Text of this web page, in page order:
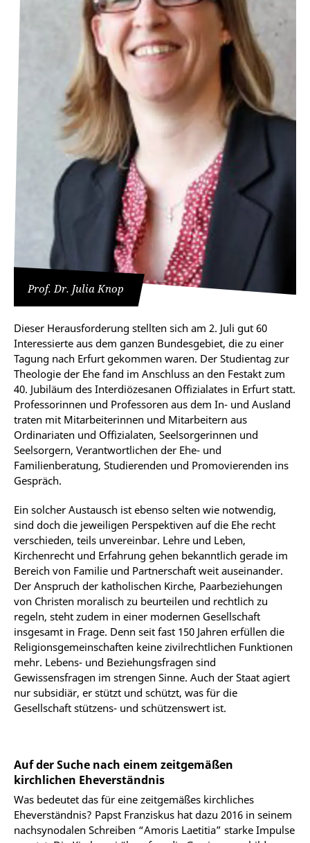
Prof. Dr. Julia Knop
Dieser Herausforderung stellten sich am 2. Juli gut 60
Interessierte aus dem ganzen Bundesgebiet, die zu einer
Tagung nach Erfurt gekommen waren. Der Studientag zur
Theologie der Ehe fand im Anschluss an den Festakt zum
40. Jubiläum des Interdiözesanen Offizialates in Erfurt statt.
Professorinnen und Professoren aus dem In- und Ausland
traten mit Mitarbeiterinnen und Mitarbeitern aus
Ordinariaten und Offizialaten, Seelsorgerinnen und
Seelsorgern, Verantwortlichen der Ehe- und
Familienberatung, Studierenden und Promovierenden ins
Gespräch.
Ein solcher Austausch ist ebenso selten wie notwendig,
sind doch die jeweiligen Perspektiven auf die Ehe recht
verschieden, teils unvereinbar. Lehre und Leben,
Kirchenrecht und Erfahrung gehen bekanntlich gerade im
Bereich von Familie und Partnerschaft weit auseinander.
Der Anspruch der katholischen Kirche, Paarbeziehungen
von Christen moralisch zu beurteilen und rechtlich zu
regeln, steht zudem in einer modernen Gesellschaft
insgesamt in Frage. Denn seit fast 150 Jahren erfüllen die
Religionsgemeinschaften keine zivilrechtlichen Funktionen
mehr. Lebens- und Beziehungsfragen sind
Gewissensfragen im strengen Sinne. Auch der Staat agiert
nur subsidiär, er stützt und schützt, was für die
Gesellschaft stützens- und schützenswert ist.
Auf der Suche nach einem zeitgemäßen
kirchlichen Eheverständnis
Was bedeutet das für eine zeitgemäßes kirchliches
Eheverständnis? Papst Franziskus hat dazu 2016 in seinem
nachsynodalen Schreiben “Amoris Laetitia” starke Impulse